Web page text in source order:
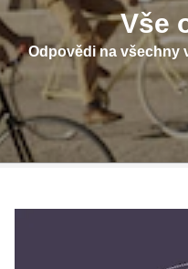
Vše
Odpovědi na všechny